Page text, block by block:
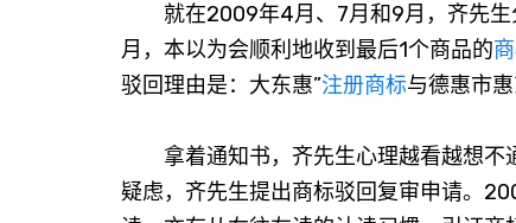
就在2009年4月、7月和9月，齐先生
月，本以为会顺利地收到最后1个商品的
驳回理由是：大东惠”注册商标与德惠市
拿着通知书，齐先生心理越看越想不
疑虑，齐先生提出商标驳回复审申请。